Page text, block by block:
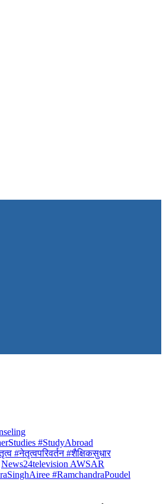
#StudyAbroad
#नेतृत्वपरिवर्तन #शैक्षिकसुधार
News24television AWSAR
#RamchandraPoudel